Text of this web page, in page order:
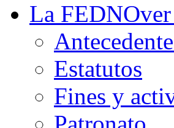
La FEDN
Estatutos
Fines y